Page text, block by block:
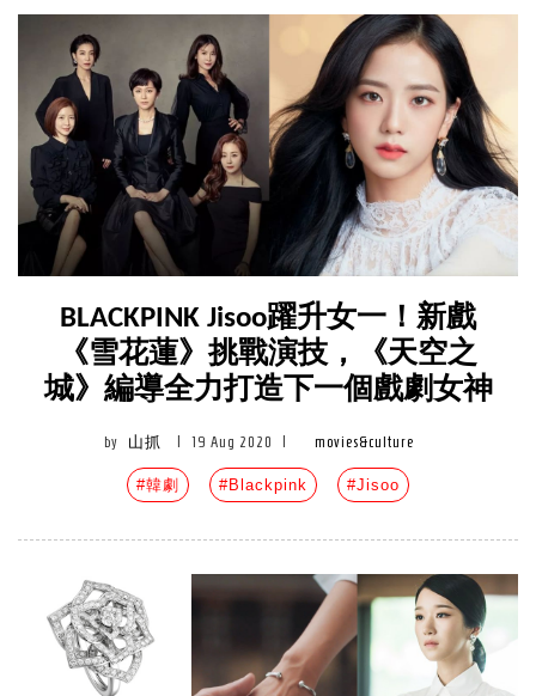
BLACKPINK Jisoo躍升女一！新戲
《雪花蓮》挑戰演技，《天空之
城》編導全力打造下一個戲劇女神
by 山抓 19 Aug 2020 movies&culture
#韓劇 #Blackpink #Jisoo